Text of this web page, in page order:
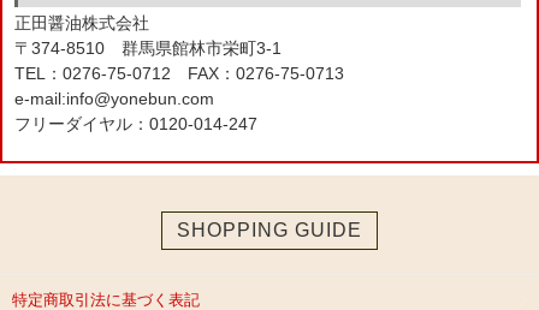
正田醤油株式会社
〒374-8510 群馬県館林市栄町3-1
TEL：0276-75-0712 FAX：0276-75-0713
e-mail:info@yonebun.com
フリーダイヤル：0120-014-247
SHOPPING GUIDE
特定商取引法に基づく表記